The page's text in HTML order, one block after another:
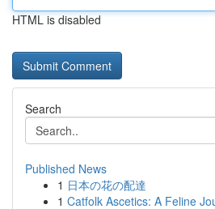
HTML is disabled
Search
Published News
1 日本の花の配達
1 Catfolk Ascetics: A Feline